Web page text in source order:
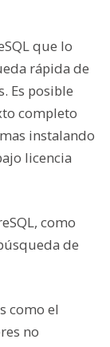
que lo
rápida de
Es posible
completo
instalando
licencia
como
de
como el
no